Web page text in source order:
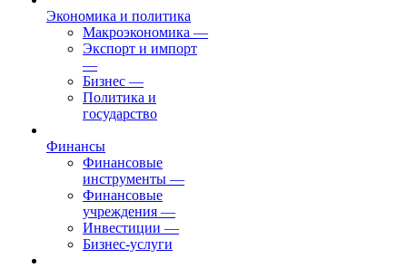
Экономика и политика
Макроэкономика —
Экспорт и импорт
—
Бизнес —
Политика и
государство
Финансы
Финансовые
инструменты —
Финансовые
учреждения —
Инвестиции —
Бизнес-услуги